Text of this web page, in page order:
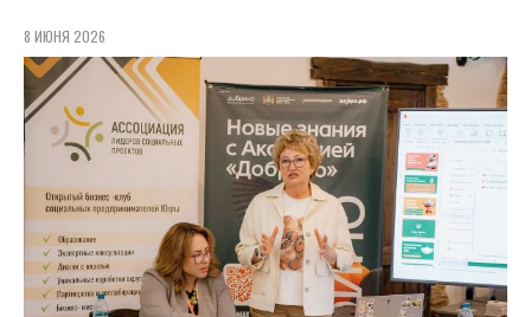
8 ИЮНЯ 2026